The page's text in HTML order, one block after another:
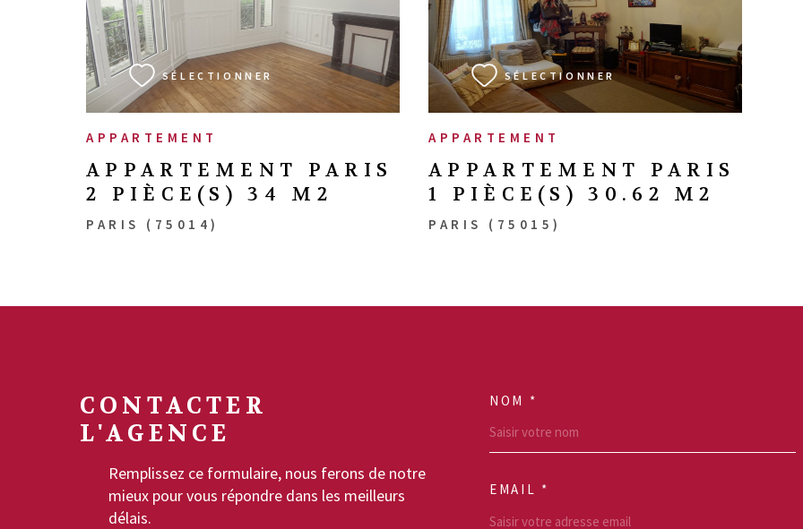
APPARTEMENT
APPARTEMENT PARIS
2 PIÈCE(S) 34 M2
PARIS (75014)
SÉLECTIONNER
VOIR LE BIEN
APPARTEMENT
APPARTEMENT PARIS
1 PIÈCE(S) 30.62 M2
PARIS (75015)
SÉLECTIONNER
VOIR LE BIEN
CONTACTER
L'AGENCE
Remplissez ce formulaire, nous ferons de notre
mieux pour vous répondre dans les meilleurs
délais.
NOM *
EMAIL *